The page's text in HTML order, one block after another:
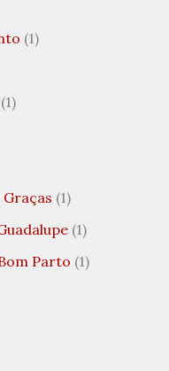
(1)
(1)
(1)
Parto (1)